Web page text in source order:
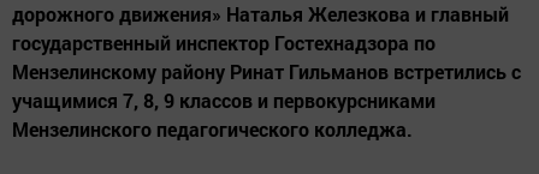
дорожного движения» Наталья Железкова и главный
государственный инспектор Гостехнадзора по
Мензелинскому району Ринат Гильманов встретились с
учащимися 7, 8, 9 классов и первокурсниками
Мензелинского педагогического колледжа.